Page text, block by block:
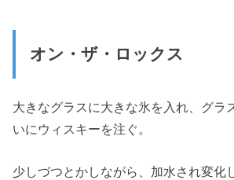
オン・ザ・ロックス
大きなグラスに大きな氷を入れ、グラ
いにウィスキーを注ぐ。
少しづつとかしながら、加水され変化